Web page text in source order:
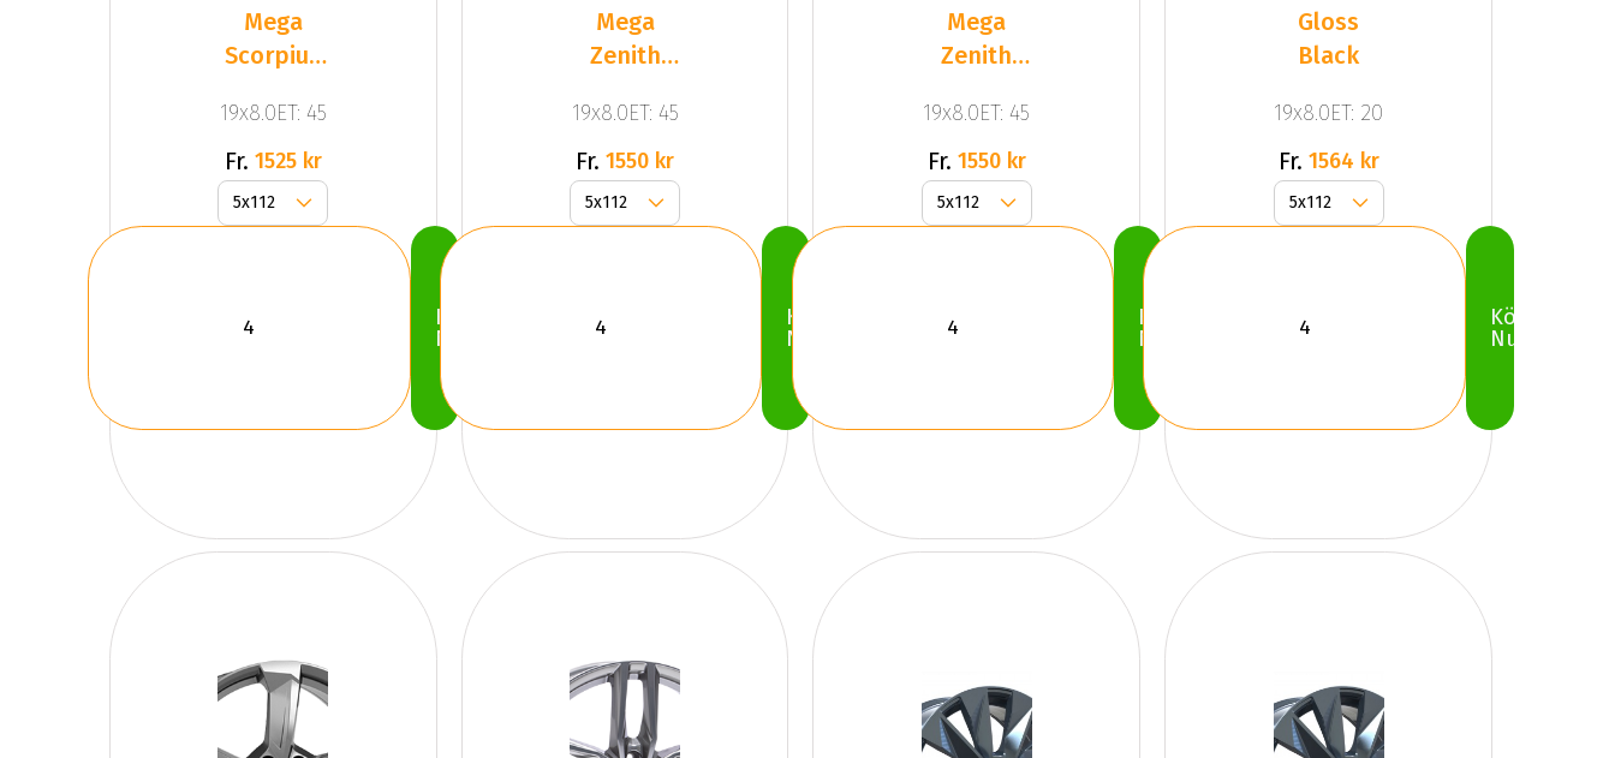
Mega
Scorpius
19x8.0ET: 45
Fr. 1525 kr
Köp
Nu
Mega
Zenith
Silver
19x8.0ET: 45
Fr. 1550 kr
Köp
Nu
Mega
Zenith
Silver
19x8.0ET: 45
Fr. 1550 kr
Köp
Nu
Gloss
Black
19x8.0ET: 20
Fr. 1564 kr
Köp
Nu